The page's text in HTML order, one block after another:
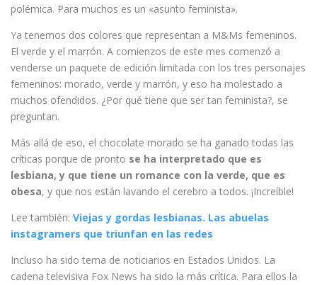
polémica. Para muchos es un «asunto feminista».
Ya tenemos dos colores que representan a M&Ms femeninos.
El verde y el marrón. A comienzos de este mes comenzó a
venderse un paquete de edición limitada con los tres personajes
femeninos: morado, verde y marrón, y eso ha molestado a
muchos ofendidos. ¿Por qué tiene que ser tan feminista?, se
preguntan.
Más allá de eso, el chocolate morado se ha ganado todas las
críticas porque de pronto se ha interpretado que es
lesbiana, y que tiene un romance con la verde, que es
obesa, y que nos están lavando el cerebro a todos. ¡Increíble!
Lee también: Viejas y gordas lesbianas. Las abuelas
instagramers que triunfan en las redes
Incluso ha sido tema de noticiarios en Estados Unidos. La
cadena televisiva Fox News ha sido la más crítica. Para ellos la